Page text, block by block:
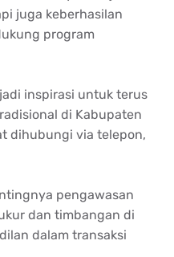
juga keberhasilan
program
inspirasi untuk terus
di Kabupaten
dihubungi via telepon,
pengawasan
dan timbangan di
dalam transaksi